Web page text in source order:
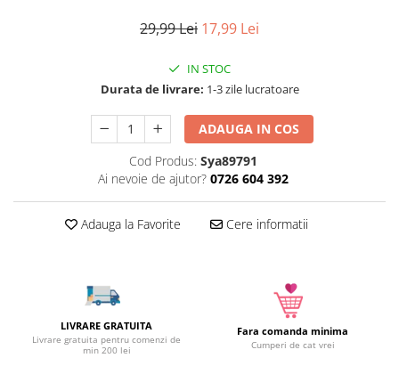
Suporturi ortopedice si orteze
Covorase si paturi
Accesorii animale
Ingrijire copii
Paturici si perne
Cutii depozitare
Ingrijire personala
29,99 Lei 17,99 Lei
IN STOC
Durata de livrare: 1-3 zile lucratoare
ADAUGA IN COS
Cod Produs: Sya89791
Ai nevoie de ajutor? 0726 604 392
Adauga la Favorite Cere informatii
LIVRARE GRATUITA
Livrare gratuita pentru comenzi de
min 200 lei
Fara comanda minima
Cumperi de cat vrei